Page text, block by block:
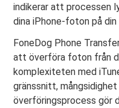
indikerar att processen
dina iPhone-foton på din
FoneDog Phone
att överföra foton från
komplexiteten med
gränssnitt,
överföringsprocess